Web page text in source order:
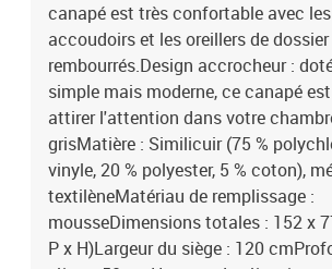
canapé est très confortable avec
accoudoirs et les oreillers de
rembourrés.Design accrocheur :
simple mais moderne, ce canapé
attirer l'attention dans votre
grisMatière : Similicuir (75 %
vinyle, 20 % polyester, 5 % coton),
textilèneMatériau de remplissage :
mousseDimensions totales : 152 x
P x H)Largeur du siège : 120